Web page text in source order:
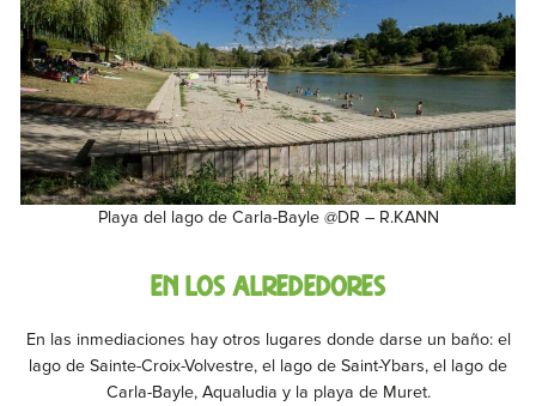
Playa del lago de Carla-Bayle @DR – R.KANN
EN LOS ALREDEDORES
En las inmediaciones hay otros lugares donde darse un baño: el
lago de Sainte-Croix-Volvestre, el lago de Saint-Ybars, el lago de
Carla-Bayle, Aqualudia y la playa de Muret.